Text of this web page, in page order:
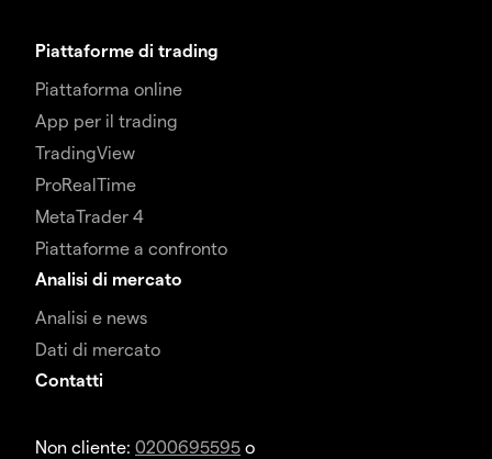
Piattaforme di trading
Piattaforma online
App per il trading
TradingView
ProRealTime
MetaTrader 4
Piattaforme a confronto
Analisi di mercato
Analisi e news
Dati di mercato
Contatti
Non cliente: 0200695595 o